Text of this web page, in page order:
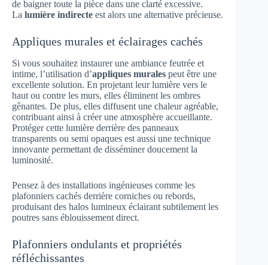
de baigner toute la pièce dans une clarté excessive.
La lumière indirecte est alors une alternative précieuse.
Appliques murales et éclairages cachés
Si vous souhaitez instaurer une ambiance feutrée et
intime, l’utilisation d’appliques murales peut être une
excellente solution. En projetant leur lumière vers le
haut ou contre les murs, elles éliminent les ombres
gênantes. De plus, elles diffusent une chaleur agréable,
contribuant ainsi à créer une atmosphère accueillante.
Protéger cette lumière derrière des panneaux
transparents ou semi opaques est aussi une technique
innovante permettant de disséminer doucement la
luminosité.
Pensez à des installations ingénieuses comme les
plafonniers cachés derrière corniches ou rebords,
produisant des halos lumineux éclairant subtilement les
poutres sans éblouissement direct.
Plafonniers ondulants et propriétés
réfléchissantes